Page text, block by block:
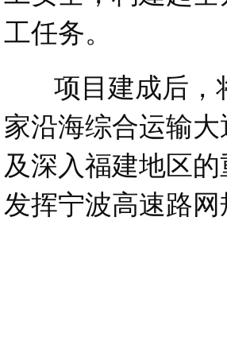
工任务。
项目建成后，将
家沿海综合运输
及深入福建地区
发挥宁波高速路